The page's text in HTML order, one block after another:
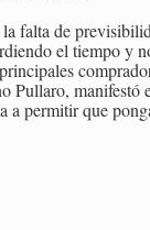
falta de
el tiem­po y
Pu­lla­ro, ma­ni­fes­tó
a per­mi­tir que